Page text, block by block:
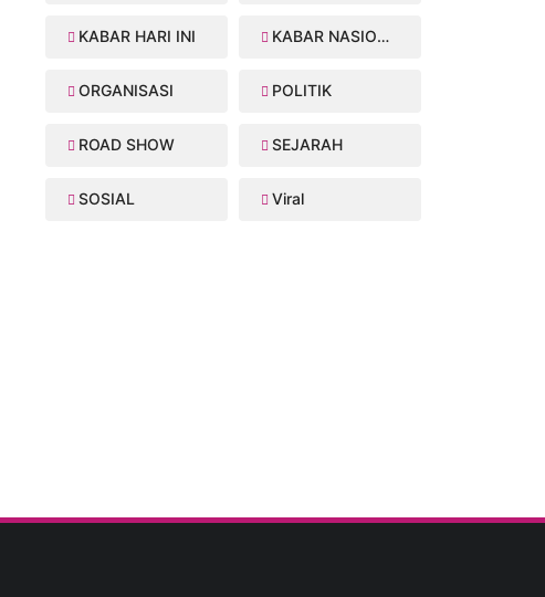
KABAR HARI INI KABAR NASIONAL
ORGANISASI POLITIK
ROAD SHOW SEJARAH
SOSIAL Viral